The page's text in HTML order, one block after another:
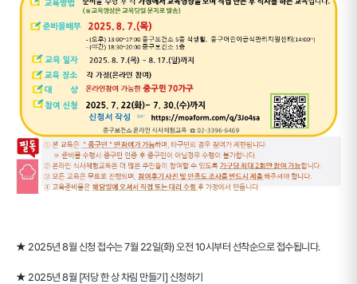
★ 2025년 8월 신청 접수는 7월 22일(화) 오전 10시부터 선착순으로 접수됩니다.
★ 2025년 8월 [저당 한 상 차림 만들기] 신청하기